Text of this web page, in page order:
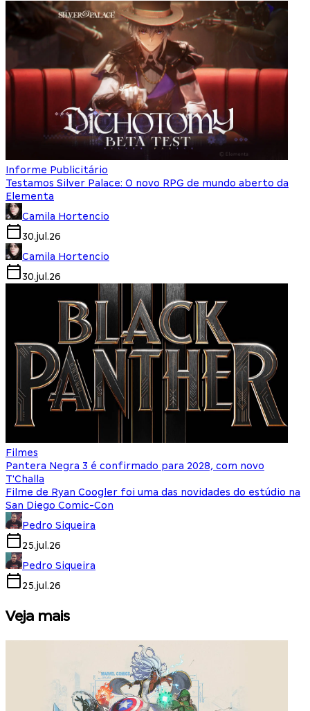
Informe Publicitário
Testamos Silver Palace: O novo RPG de mundo aberto da
Elementa
Camila Hortencio
30.jul.26
Camila Hortencio
30.jul.26
Filmes
Pantera Negra 3 é confirmado para 2028, com novo
T'Challa
Filme de Ryan Coogler foi uma das novidades do estúdio na
San Diego Comic-Con
Pedro Siqueira
25.jul.26
Pedro Siqueira
25.jul.26
Veja mais